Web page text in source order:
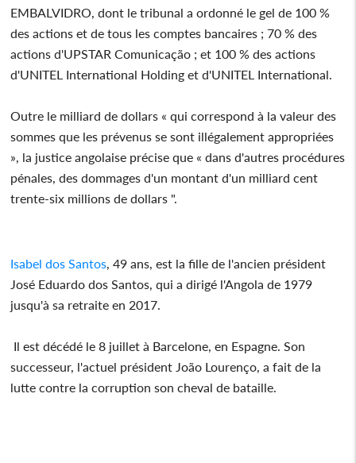
EMBALVIDRO, dont le tribunal a ordonné le gel de 100 %
des actions et de tous les comptes bancaires ; 70 % des
actions d'UPSTAR Comunicação ; et 100 % des actions
d'UNITEL International Holding et d'UNITEL International.
Outre le milliard de dollars « qui correspond à la valeur des
sommes que les prévenus se sont illégalement appropriées
», la justice angolaise précise que « dans d'autres procédures
pénales, des dommages d'un montant d'un milliard cent
trente-six millions de dollars ".
Isabel dos Santos, 49 ans, est la fille de l'ancien président
José Eduardo dos Santos, qui a dirigé l'Angola de 1979
jusqu'à sa retraite en 2017.
Il est décédé le 8 juillet à Barcelone, en Espagne. Son
successeur, l'actuel président João Lourenço, a fait de la
lutte contre la corruption son cheval de bataille.